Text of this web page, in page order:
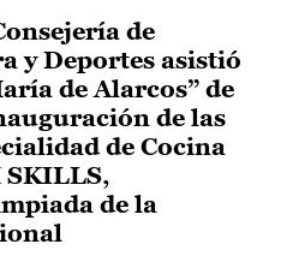
de
y Deportes asistió
de Alarcos” de
de las
de Cocina
SKILLS,
de la